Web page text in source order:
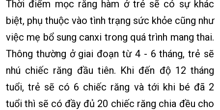
Thời điểm mọc răng hàm ở trẻ sẽ có sự khác
biệt, phụ thuộc vào tình trạng sức khỏe cũng như
việc mẹ bổ sung canxi trong quá trình mang thai.
Thông thường ở giai đoạn từ 4 - 6 tháng, trẻ sẽ
nhú chiếc răng đầu tiên. Khi đến độ 12 tháng
tuổi, trẻ sẽ có 6 chiếc răng và tới khi bé đã 2
tuổi thì sẽ có đầy đủ 20 chiếc răng chia đều cho